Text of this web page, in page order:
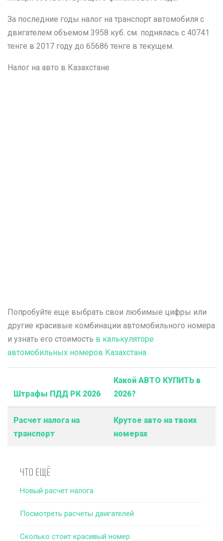
За последние годы налог на транспорт автомобиля с
двигателем объемом 3958 куб. см. поднялась с 40741
тенге в 2017 году до 65686 тенге в текущем.
Налог на авто в Казахстане
Попробуйте еще выбрать свои любимые цифры или
другие красивые комбинации автомобильного номера
и узнать его стоимость в калькуляторе
автомобильных номеров Казахстана
Штрафы ПДД РК 2026
Какой АВТО КУПИТЬ в
2026?
Расчет налога на
транспорт
Крутое авто на твоих
номерах
ЧТО ЕЩЁ
Новый расчет налога
Посмотреть расчеты двигателей
Сколько стоит красивый номер